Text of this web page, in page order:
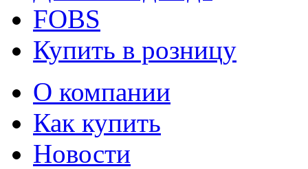
FOBS
Купить в розницу
О компании
Как купить
Новости